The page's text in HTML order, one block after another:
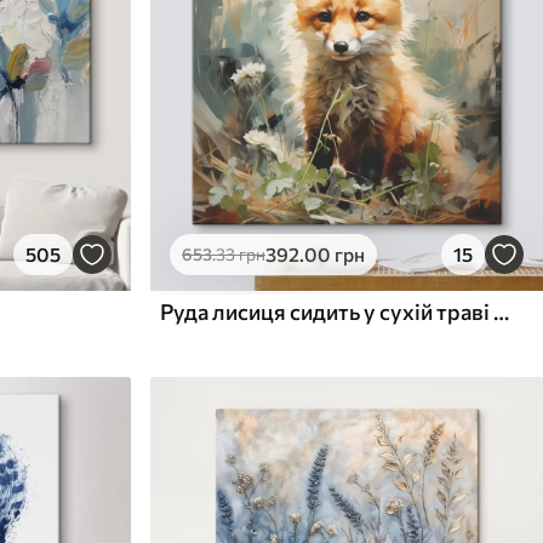
505 653.33грн392.00 грн 15
Руда лисиця сидить у сухій траві на зеленому тлі олійного живопису